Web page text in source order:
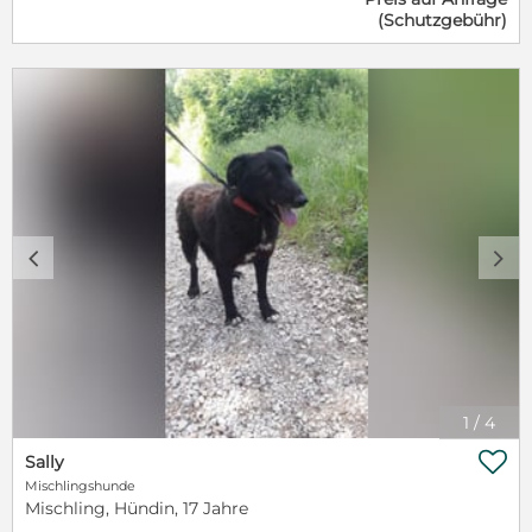
sagte, dass wir weiter gehen, dann schaute ich nur
mit meinen treuen Augen und blieb liegen - somit
wurde ich auch viel öfters gestreichelt! Ja - das
Streicheln war ja ganz toll!! Also gingen wir immer
ein paar Schritte und dann legte ich mich wieder
hin....dann kamen wir auf eine große Wiese und da
konnte ich dann endlich im Gras entspannen.....Nun
ja - also an die Leine muss ich mich schon noch
gewöhnen.... Aber vielleicht findet sich ja jemand, der
mir die Sache mit der Leine beibringen möchte? Der
mir ganz viele Zärtlichkeiten schenken möchte???
Falls Du Dich dazu entschieden hast, dass Du mich
zu Dir holen möchtest, dann schreib doch bitte an
meine Pflegemamis, oder:
nirina.adoption@gmail.com oder wende dich an die
Seite : https://www.facebook.com/nirina.adoptions
(Schutzgebühr)
1 / 4
c d
Sally
Mischlingshunde
Mischling, Hündin, 17 Jahre
